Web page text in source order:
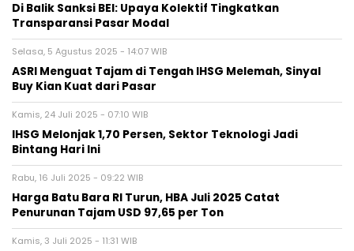
Di Balik Sanksi BEI: Upaya Kolektif Tingkatkan
Transparansi Pasar Modal
Selasa, 5 Agustus 2025 - 14:07 WIB
ASRI Menguat Tajam di Tengah IHSG Melemah, Sinyal
Buy Kian Kuat dari Pasar
Kamis, 24 Juli 2025 - 07:10 WIB
IHSG Melonjak 1,70 Persen, Sektor Teknologi Jadi
Bintang Hari Ini
Rabu, 16 Juli 2025 - 09:22 WIB
Harga Batu Bara RI Turun, HBA Juli 2025 Catat
Penurunan Tajam USD 97,65 per Ton
Kamis, 3 Juli 2025 - 11:31 WIB